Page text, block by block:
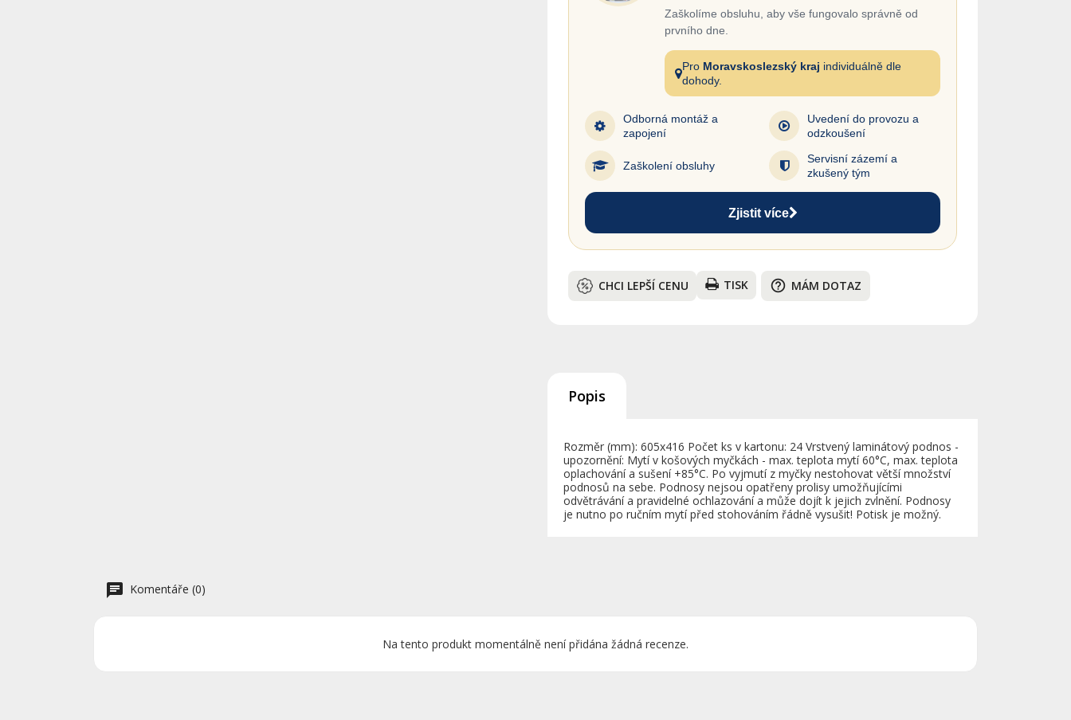
Zaškolíme obsluhu, aby vše fungovalo správně od
prvního dne.
Pro Moravskoslezský kraj individuálně dle
dohody.
Odborná montáž a
zapojení
Uvedení do provozu a
odzkoušení
Zaškolení obsluhy
Servisní zázemí a
zkušený tým
Zjistit více
CHCI LEPŠÍ CENU TISK help_outline MÁM DOTAZ
Popis
Rozměr (mm): 605x416 Počet ks v kartonu: 24 Vrstvený laminátový podnos -
upozornění: Mytí v košových myčkách - max. teplota mytí 60°C, max. teplota
oplachování a sušení +85°C. Po vyjmutí z myčky nestohovat větší množství
podnosů na sebe. Podnosy nejsou opatřeny prolisy umožňujícími
odvětrávání a pravidelné ochlazování a může dojít k jejich zvlnění. Podnosy
je nutno po ručním mytí před stohováním řádně vysušit! Potisk je možný.
Komentáře (0)
Na tento produkt momentálně není přidána žádná recenze.